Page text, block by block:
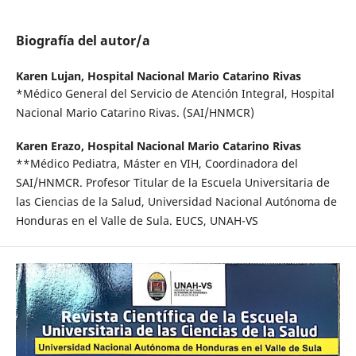
Biografía del autor/a
Karen Lujan, Hospital Nacional Mario Catarino Rivas
*Médico General del Servicio de Atención Integral, Hospital
Nacional Mario Catarino Rivas. (SAI/HNMCR)
Karen Erazo, Hospital Nacional Mario Catarino Rivas
**Médico Pediatra, Máster en VIH, Coordinadora del
SAI/HNMCR. Profesor Titular de la Escuela Universitaria de
las Ciencias de la Salud, Universidad Nacional Autónoma de
Honduras en el Valle de Sula. EUCS, UNAH-VS